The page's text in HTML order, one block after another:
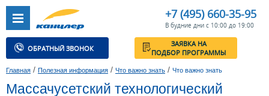
+7 (495) 660-35-95
В будние дни с 10:00 до 19:00
ОБРАТНЫЙ ЗВОНОК
ЗАЯВКА НА
ПОДБОР ПРОГРАММЫ
Главная / Полезная информация / Что важно знать / Что важно знать
Массачусетский технологический